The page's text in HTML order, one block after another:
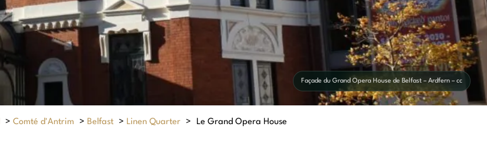
Façade du Grand Opera House de Belfast – Ardfern – cc
> Comté d'Antrim > Belfast > Linen Quarter > Le Grand Opera House